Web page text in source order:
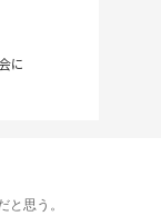
に
と思う。